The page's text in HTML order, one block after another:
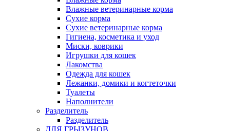
Влажные ветеринарные корма
Сухие корма
Сухие ветеринарные корма
Гигиена, косметика и уход
Миски, коврики
Игрушки для кошек
Лакомства
Одежда для кошек
Лежанки, домики и когтеточки
Туалеты
Наполнители
Pазделитель
Разделитель
ДЛЯ ГРЫЗУНОВ